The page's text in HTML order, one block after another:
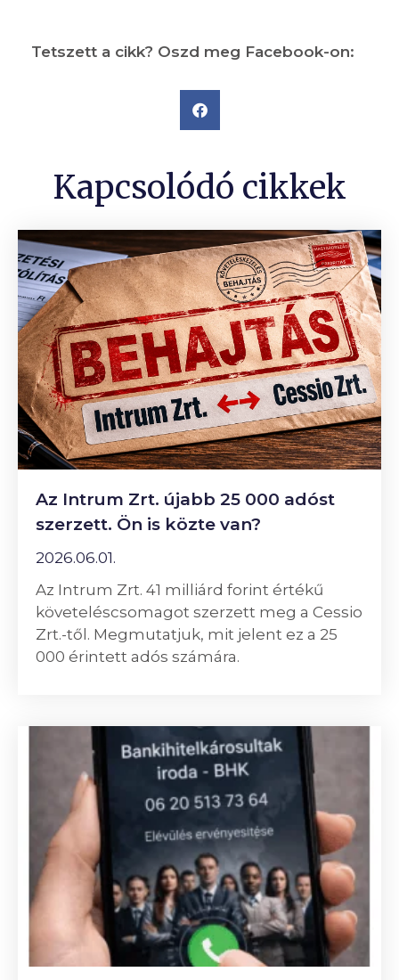
Tetszett a cikk? Oszd meg Facebook-on:
Kapcsolódó cikkek
Az Intrum Zrt. újabb 25 000 adóst
szerzett. Ön is közte van?
2026.06.01.
Az Intrum Zrt. 41 milliárd forint értékű
követeléscsomagot szerzett meg a Cessio
Zrt.-től. Megmutatjuk, mit jelent ez a 25
000 érintett adós számára.